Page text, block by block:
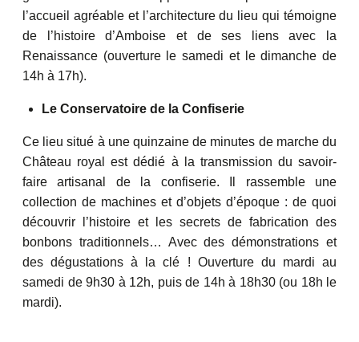
l’accueil agréable et l’architecture du lieu qui témoigne
de l’histoire d’Amboise et de ses liens avec la
Renaissance (ouverture le samedi et le dimanche de
14h à 17h).
Le Conservatoire de la Confiserie
Ce lieu situé à une quinzaine de minutes de marche du
Château royal est dédié à la transmission du savoir-
faire artisanal de la confiserie. Il rassemble une
collection de machines et d’objets d’époque : de quoi
découvrir l’histoire et les secrets de fabrication des
bonbons traditionnels… Avec des démonstrations et
des dégustations à la clé ! Ouverture du mardi au
samedi de 9h30 à 12h, puis de 14h à 18h30 (ou 18h le
mardi).